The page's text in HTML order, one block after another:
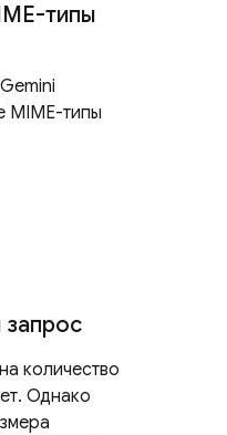
типы
Gemini
типы
запрос
количество
Однако